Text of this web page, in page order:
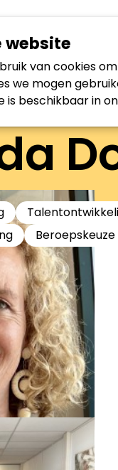
website
van cookies
we mogen
is beschikbaar in